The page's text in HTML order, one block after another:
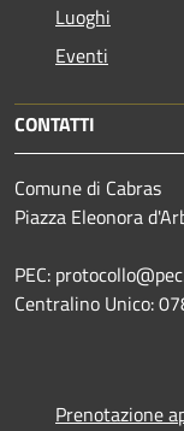
Luoghi
Eventi
CONTATTI
Comune di Cabras
Piazza Eleonora
PEC:
Centralino Unico:
Prenotazione